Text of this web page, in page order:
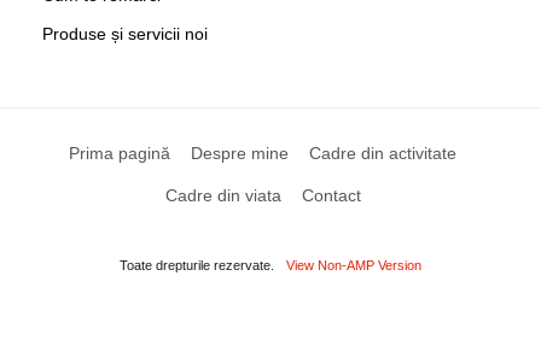
Produse și servicii noi
Prima pagină Despre mine Cadre din activitate
Cadre din viata Contact
Toate drepturile rezervate. View Non-AMP Version